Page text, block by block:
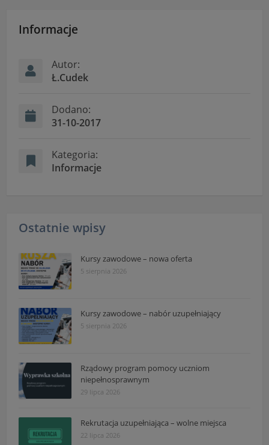
Informacje
Autor:
Ł.Cudek
Dodano:
31-10-2017
Kategoria:
Informacje
Ostatnie wpisy
Kursy zawodowe – nowa oferta
5 sierpnia 2026
Kursy zawodowe – nabór uzupełniający
5 sierpnia 2026
Rządowy program pomocy uczniom
niepełnosprawnym
29 lipca 2026
Rekrutacja uzupełniająca – wolne miejsca
22 lipca 2026